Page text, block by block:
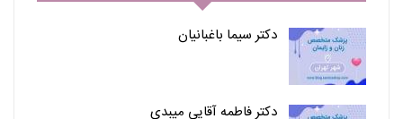
دکتر سیما باغبانیان
دکتر فاطمه آقایی میبدی